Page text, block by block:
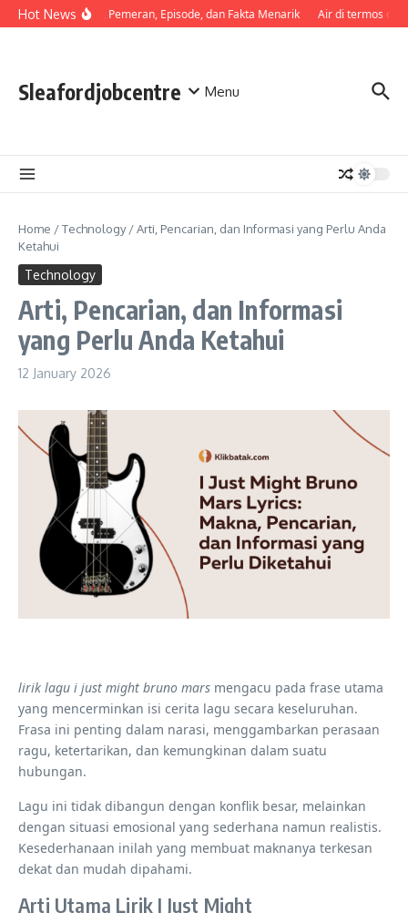
Skip to content
Hot NewsSinopsis, Pemeran, Episode, dan Fakta Menarik Air di termos
Sleafordjobcentre Menu
Home /Technology/Arti, Pencarian, dan Informasi yang Perlu Anda
Ketahui
Technology
Arti, Pencarian, dan Informasi
yang Perlu Anda Ketahui
12 January 2026
lirik lagu i just might bruno mars mengacu pada frase utama
yang mencerminkan isi cerita lagu secara keseluruhan.
Frasa ini penting dalam narasi, menggambarkan perasaan
ragu, ketertarikan, dan kemungkinan dalam suatu
hubungan.
Lagu ini tidak dibangun dengan konflik besar, melainkan
dengan situasi emosional yang sederhana namun realistis.
Kesederhanaan inilah yang membuat maknanya terkesan
dekat dan mudah dipahami.
Arti Utama Lirik I Just Might